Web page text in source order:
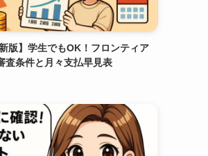
版】学生でもOK！フロンティア
査条件と月々支払早見表